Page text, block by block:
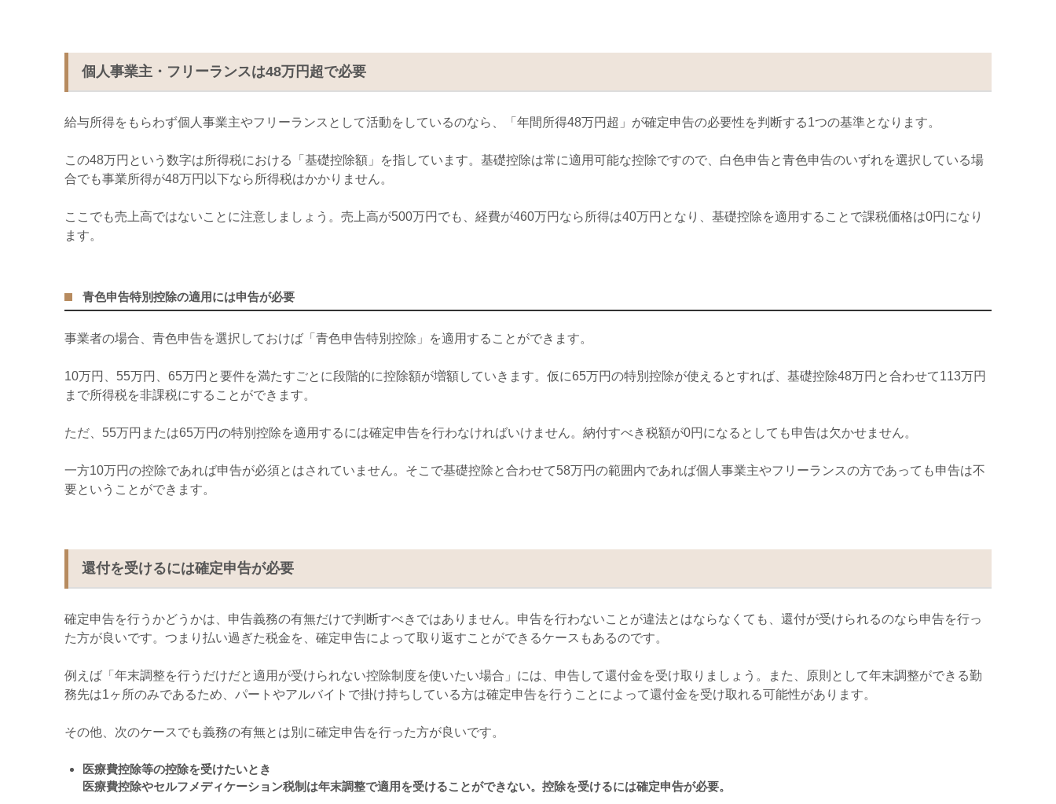
個人事業主・フリーランスは48万円超で必要
給与所得をもらわず個人事業主やフリーランスとして活動をしているのなら、「年間所得48万円超」が確定申告の必要性を判断する1つの基準となります。
この48万円という数字は所得税における「基礎控除額」を指しています。基礎控除は常に適用可能な控除ですので、白色申告と青色申告のいずれを選択している場
合でも事業所得が48万円以下なら所得税はかかりません。
ここでも売上高ではないことに注意しましょう。売上高が500万円でも、経費が460万円なら所得は40万円となり、基礎控除を適用することで課税価格は0円になり
ます。
青色申告特別控除の適用には申告が必要
事業者の場合、青色申告を選択しておけば「青色申告特別控除」を適用することができます。
10万円、 55万円、 65万円と要件を満たすごとに段階的に控除額が増額していきます。仮に65万円の特別控除が使えるとすれば、基礎控除48万円と合わせて113万円
まで所得税を非課税にすることができます。
ただ、 55万円または65万円の特別控除を適用するには確定申告を行わなければいけません。納付すべき税額が0円になるとしても申告は欠かせません。
一方10万円の控除であれば申告が必須とはされていません。そこで基礎控除と合わせて58万円の範囲内であれば個人事業主やフリーランスの方であっても申告は不
要ということができます。
還付を受けるには確定申告が必要
確定申告を行うかどうかは、申告義務の有無だけで判断すべきではありません。申告を行わないことが違法とはならなくても、還付が受けられるのなら申告を行っ
た方が良いです。つまり払い過ぎた税金を、確定申告によって取り返すことができるケースもあるのです。
例えば「年末調整を行うだけだと適用が受けられない控除制度を使いたい場合」には、申告して還付金を受け取りましょう。また、原則として年末調整ができる勤
務先は1ヶ所のみであるため、パートやアルバイトで掛け持ちしている方は確定申告を行うことによって還付金を受け取れる可能性があります。
その他、次のケースでも義務の有無とは別に確定申告を行った方が良いです。
医療費控除等の控除を受けたいとき
医療費控除やセルフメディケーション税制は年末調整で適用を受けることができない。控除を受けるには確定申告が必要。